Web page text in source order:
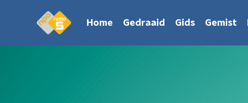
Home Gedraaid Gids Gemist